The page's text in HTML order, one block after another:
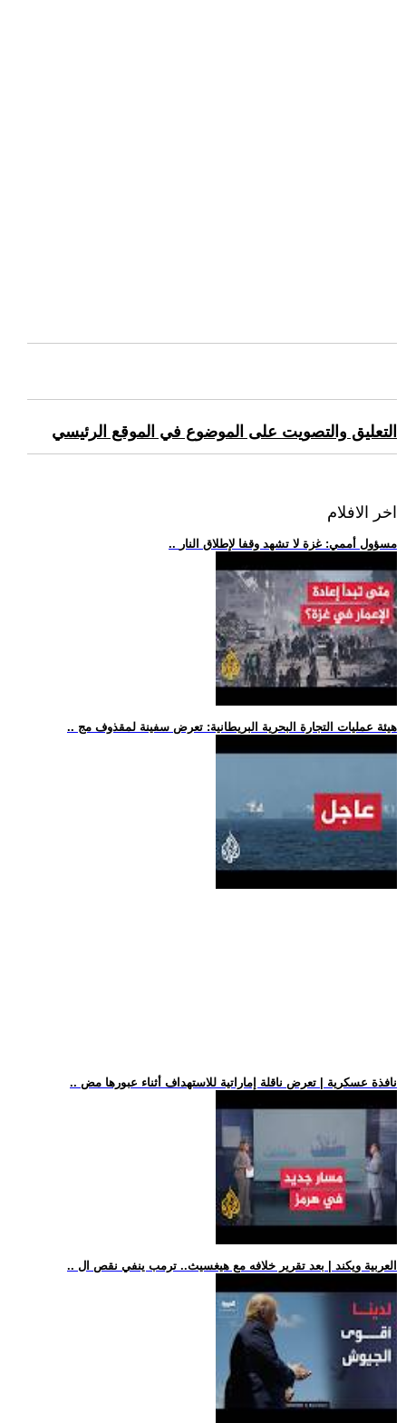
التعليق والتصويت على الموضوع في الموقع الرئيسي
اخر الافلام
.. مسؤول أممي: غزة لا تشهد وقفا لإطلاق النار
.. هيئة عمليات التجارة البحرية البريطانية: تعرض سفينة لمقذوف مج
.. نافذة عسكرية | تعرض ناقلة إماراتية للاستهداف أثناء عبورها مض
.. العربية ويكند | بعد تقرير خلافه مع هيغسيث.. ترمب ينفي نقص ال